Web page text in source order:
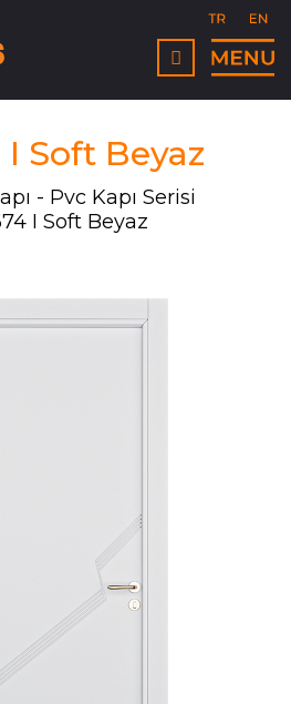
I Soft Beyaz
Pvc Kapı Serisi
I Soft Beyaz